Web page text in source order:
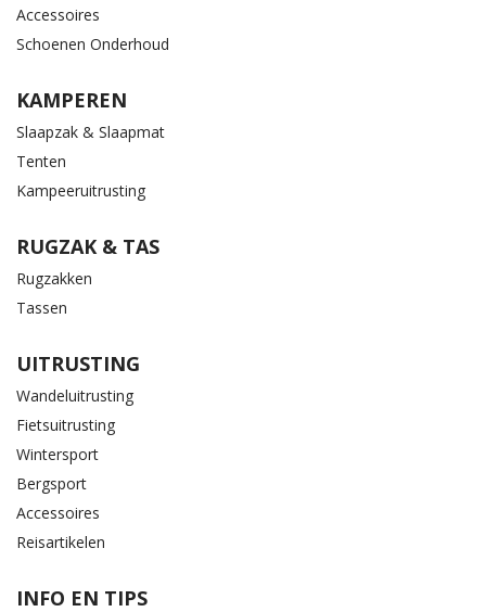
Accessoires
Schoenen Onderhoud
KAMPEREN
Slaapzak & Slaapmat
Tenten
Kampeeruitrusting
RUGZAK & TAS
Rugzakken
Tassen
UITRUSTING
Wandeluitrusting
Fietsuitrusting
Wintersport
Bergsport
Accessoires
Reisartikelen
INFO EN TIPS